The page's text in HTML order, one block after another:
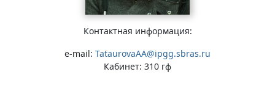
Контактная информация:
e-mail: TataurovaAA@ipgg.sbras.ru
Кабинет: 310 гф